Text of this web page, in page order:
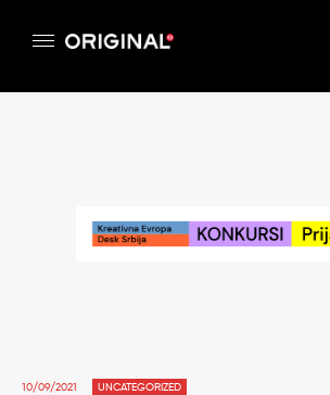
10/09/2021 UNCATEGORIZED